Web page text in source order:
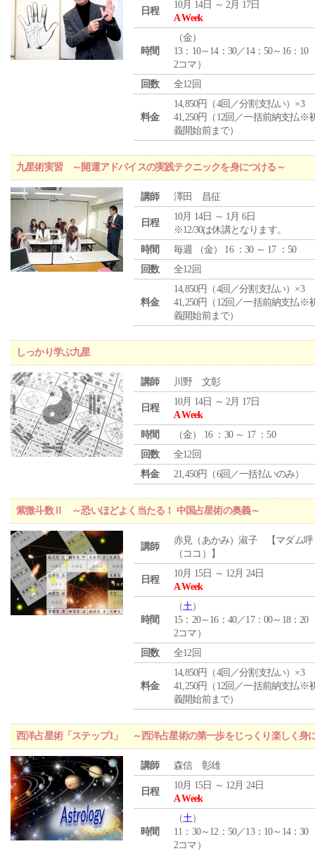
日程
10月 14日 ～ 2月 17日
A Week
時間
（金）
13：10～14：30／14：50～16：10
2コマ）
回数
全12回
料金
14,850円（4回／分割支払い）×3
41,250円（12回／一括前納支払※
義開始前まで）
九星術実習 ～開運アドバイスの実践テクニックを身につける～
講師 澤田 昌征
日程
10月 14日 ～ 1月 6日
※12/30は休講となります。
時間
毎週 （金） 16 ：30 ～ 17 ：50
回数
全12回
料金
14,850円（4回／分割支払い）×3
41,250円（12回／一括前納支払※
義開始前まで）
しっかり学ぶ九星
講師 川野 文彰
日程
10月 14日 ～ 2月 17日
A Week
時間
（金） 16 ：30 ～ 17 ：50
回数
全12回
料金
21,450円（6回／一括払いのみ）
紫微斗数Ⅱ ～恐いほどよく当たる！ 中国占星術の奥義～
講師
赤見（あかみ）淑子 【マダム呼
（ココ）】
日程
10月 15日 ～ 12月 24日
A Week
時間
（土）
15：20～16：40／17：00～18：20
2コマ）
回数
全12回
料金
14,850円（4回／分割支払い）×3
41,250円（12回／一括前納支払※
義開始前まで）
西洋占星術「ステップ1」 ～西洋占星術の第一歩をじっくり楽しく身
講師 森信 彰雄
日程
10月 15日 ～ 12月 24日
A Week
時間
（土）
11：30～12：50／13：10～14：30
2コマ）